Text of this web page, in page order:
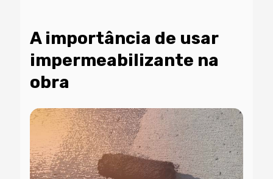
A importância de usar
impermeabilizante na
obra